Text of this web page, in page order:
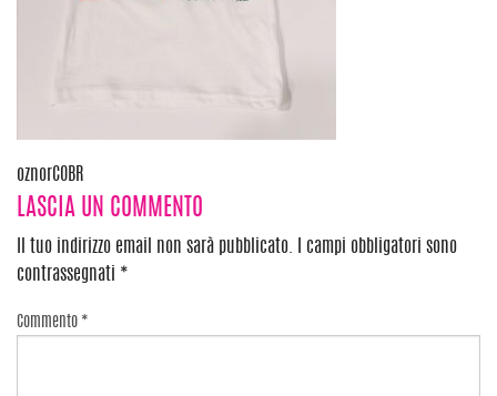
Navigazione
articoli
oznorCOBR
LASCIA UN COMMENTO
Il tuo indirizzo email non sarà pubblicato.
I campi obbligatori sono
contrassegnati *
Commento *